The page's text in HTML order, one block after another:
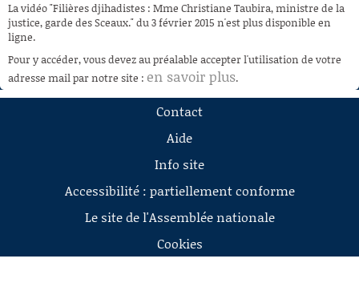
À LA DEMANDE
RECHERCHE
AIDE À LA DÉCOUPE
DE VIDÉOS
La vidéo "Filières djihadistes : Mme Christiane Taubira, ministre de la
justice, garde des Sceaux." du 3 février 2015 n'est plus disponible en
ligne.
Pour y accéder, vous devez au préalable accepter l'utilisation de votre
adresse mail par notre site : en savoir plus.
Contact
Aide
Info site
Accessibilité : partiellement conforme
Le site de l'Assemblée nationale
Cookies